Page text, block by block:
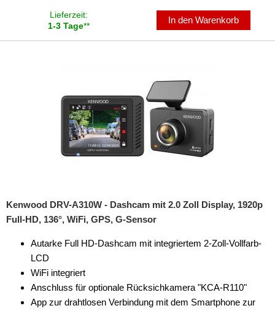
Lieferzeit:
1-3 Tage**
In den Warenkorb
Kenwood DRV-A310W - Dashcam mit 2.0 Zoll Display, 1920p
Full-HD, 136°, WiFi, GPS, G-Sensor
Autarke Full HD-Dashcam mit integriertem 2-Zoll-Vollfarb-
LCD
WiFi integriert
Anschluss für optionale Rücksichkamera "KCA-R110"
App zur drahtlosen Verbindung mit dem Smartphone zur